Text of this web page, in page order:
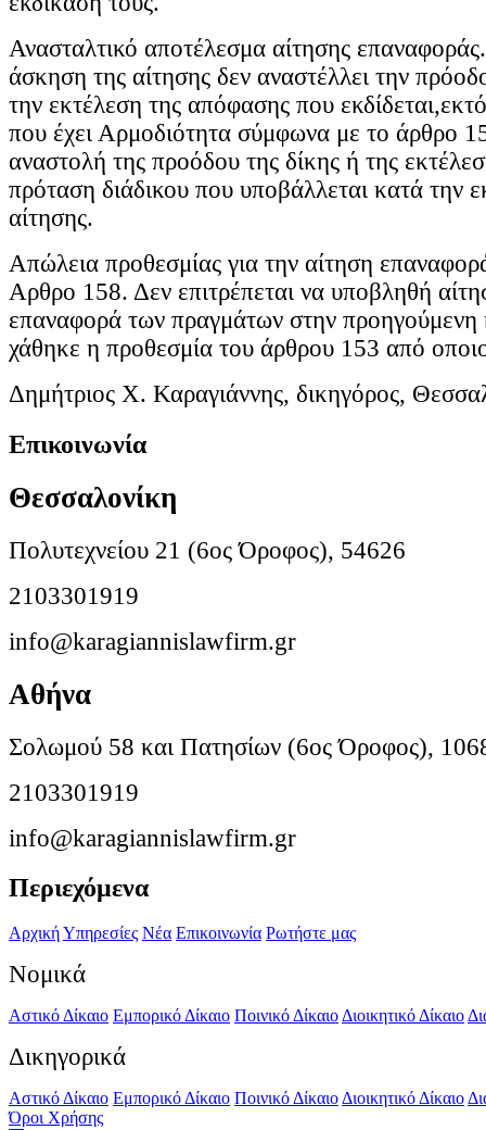
Ανασταλτικό αποτέλεσμα αίτησης
άσκηση της αίτησης δεν αναστέλλει την
την εκτέλεση της απόφασης που
που έχει Αρμοδιότητα σύμφωνα με το άρθρο
αναστολή της προόδου της δίκης ή της
πρόταση διάδικου που υποβάλλεται κατά την
αίτησης.
Απώλεια προθεσμίας για την αίτηση
Αρθρο 158. Δεν επιτρέπεται να υποβληθή
επαναφορά των πραγμάτων στην προηγούμενη
χάθηκε η προθεσμία του άρθρου 153 από
Δημήτριος Χ. Καραγιάννης, δικηγόρος,
Επικοινωνία
Θεσσαλονίκη
Πολυτεχνείου 21 (6ος Όροφος), 54626
2103301919
info@karagiannislawfirm.gr
Αθήνα
Σολωμού 58 και Πατησίων (6ος Όροφος),
2103301919
info@karagiannislawfirm.gr
Περιεχόμενα
ΑρχικήΥπηρεσίες Νέα Επικοινωνία Ρωτήστε μας
Νομικά
Αστικό Δίκαιο Εμπορικό Δίκαιο Ποινικό Δίκαιο Διοικητικό Δίκαιο
Δικηγορικά
Αστικό Δίκαιο Εμπορικό Δίκαιο Ποινικό Δίκαιο Διοικητικό Δίκαιο
Όροι Χρήσης